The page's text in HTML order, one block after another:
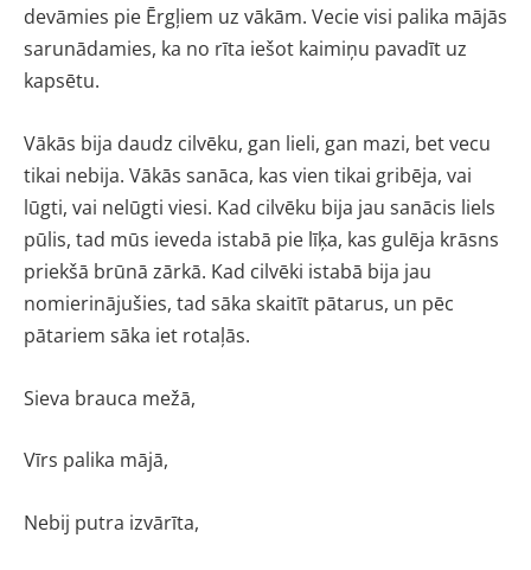
devāmies pie Ērgļiem uz vākām. Vecie visi palika mājās
sarunādamies, ka no rīta iešot kaimiņu pavadīt uz
kapsētu.
Vākās bija daudz cilvēku, gan lieli, gan mazi, bet vecu
tikai nebija. Vākās sanāca, kas vien tikai gribēja, vai
lūgti, vai nelūgti viesi. Kad cilvēku bija jau sanācis liels
pūlis, tad mūs ieveda istabā pie līķa, kas gulēja krāsns
priekšā brūnā zārkā. Kad cilvēki istabā bija jau
nomierinājušies, tad sāka skaitīt pātarus, un pēc
pātariem sāka iet rotaļās.
Sieva brauca mežā,
Vīrs palika mājā,
Nebij putra izvārīta,